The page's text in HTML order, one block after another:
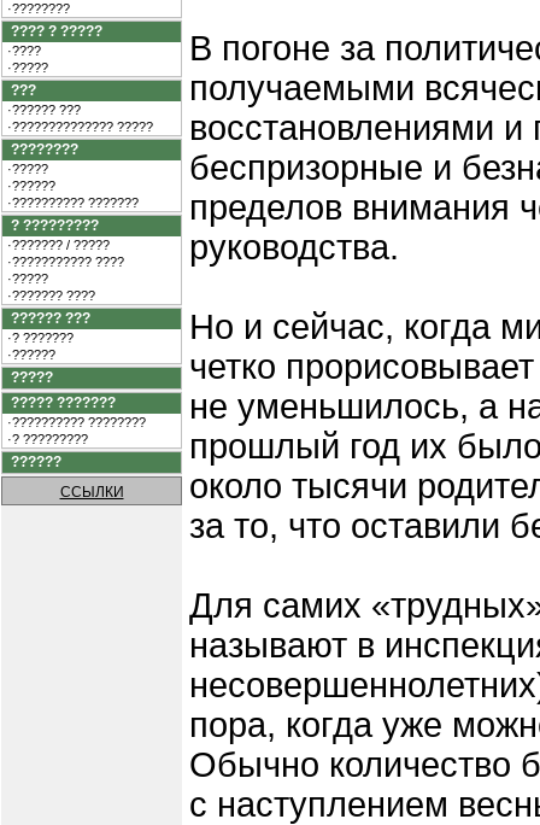
·????????
???? ? ?????
·????
·?????
???
·?????? ???
·?????????????? ?????
????????
·?????
·??????
·?????????? ???????
? ?????????
·??????? / ?????
·??????????? ????
·?????
·??????? ????
?????? ???
·? ???????
·??????
?????
????? ???????
·?????????? ????????
·? ?????????
??????
ССЫЛКИ
В погоне за
получаемыми
восстановлениями
беспризорные и
пределов внимания
руководства.
Но и сейчас, когда
четко
не уменьшилось, а
прошлый год их
около тысячи
за то, что оставили
Для самих
называют в
пора, когда уже
Обычно количество
с наступлением